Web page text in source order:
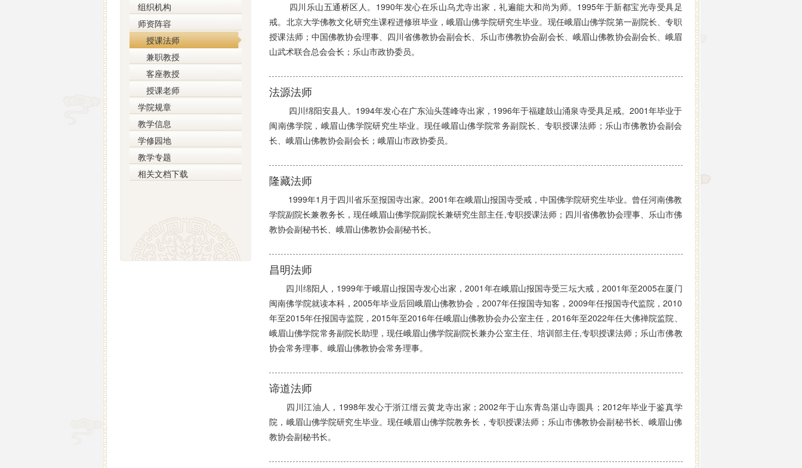
组织机构
师资阵容
授课法师
兼职教授
客座教授
授课老师
学院规章
教学信息
学修园地
教学专题
相关文档下载
四川乐山五通桥区人。1990年发心在乐山乌尤寺出家，礼遍能大和尚为师。1995年于新都宝光寺受具足
戒。北京大学佛教文化研究生课程进修班毕业，峨眉山佛学院研究生毕业。现任峨眉山佛学院第一副院长、专职
授课法师；中国佛教协会理事、四川省佛教协会副会长、乐山市佛教协会副会长、峨眉山佛教协会副会长、峨眉
山武术联合总会会长；乐山市政协委员。
法源法师
四川绵阳安县人。1994年发心在广东汕头莲峰寺出家，1996年于福建鼓山涌泉寺受具足戒。2001年毕业于
闽南佛学院，峨眉山佛学院研究生毕业。现任峨眉山佛学院常务副院长、专职授课法师；乐山市佛教协会副会
长、峨眉山佛教协会副会长；峨眉山市政协委员。
隆藏法师
1999年1月于四川省乐至报国寺出家。2001年在峨眉山报国寺受戒，中国佛学院研究生毕业。曾任河南佛教
学院副院长兼教务长，现任峨眉山佛学院副院长兼研究生部主任,专职授课法师；四川省佛教协会理事、乐山市佛
教协会副秘书长、峨眉山佛教协会副秘书长。
昌明法师
四川绵阳人，1999年于峨眉山报国寺发心出家，2001年在峨眉山报国寺受三坛大戒，2001年至2005在厦门
闽南佛学院就读本科，2005年毕业后回峨眉山佛教协会，2007年任报国寺知客，2009年任报国寺代监院，2010
年至2015年任报国寺监院，2015年至2016年任峨眉山佛教协会办公室主任，2016年至2022年任大佛禅院监院、
峨眉山佛学院常务副院长助理，现任峨眉山佛学院副院长兼办公室主任、培训部主任,专职授课法师；乐山市佛教
协会常务理事、峨眉山佛教协会常务理事。
谛道法师
四川江油人，1998年发心于浙江缙云黄龙寺出家；2002年于山东青岛湛山寺圆具；2012年毕业于鉴真学
院，峨眉山佛学院研究生毕业。现任峨眉山佛学院教务长，专职授课法师；乐山市佛教协会副秘书长、峨眉山佛
教协会副秘书长。